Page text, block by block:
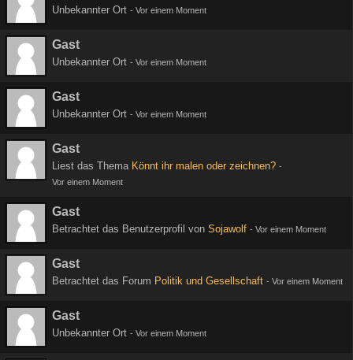
Unbekannter Ort - Vor einem Moment
Gast
Unbekannter Ort - Vor einem Moment
Gast
Unbekannter Ort - Vor einem Moment
Gast
Liest das Thema Könnt ihr malen oder zeichnen? -
Vor einem Moment
Gast
Betrachtet das Benutzerprofil von Sojawolf - Vor einem Moment
Gast
Betrachtet das Forum Politik und Gesellschaft - Vor einem Moment
Gast
Unbekannter Ort - Vor einem Moment